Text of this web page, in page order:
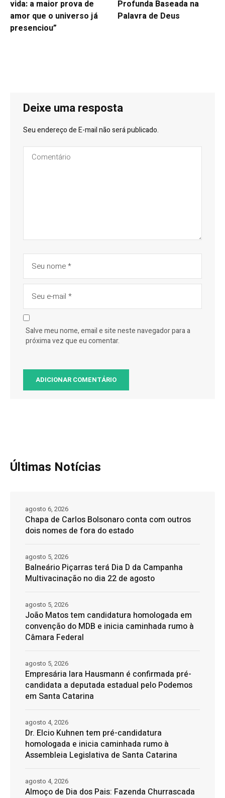
vida: a maior prova de
amor que o universo já
presenciou”
Profunda Baseada na
Palavra de Deus
Deixe uma resposta
Seu endereço de E-mail não será publicado.
Salve meu nome, email e site neste navegador para a
próxima vez que eu comentar.
Últimas Notícias
Chapa de Carlos Bolsonaro conta com outros
dois nomes de fora do estado
agosto 6, 2026
Balneário Piçarras terá Dia D da Campanha
Multivacinação no dia 22 de agosto
agosto 5, 2026
João Matos tem candidatura homologada em
convenção do MDB e inicia caminhada rumo à
Câmara Federal
agosto 5, 2026
Empresária Iara Hausmann é confirmada pré-
candidata a deputada estadual pelo Podemos
em Santa Catarina
agosto 5, 2026
Dr. Elcio Kuhnen tem pré-candidatura
homologada e inicia caminhada rumo à
Assembleia Legislativa de Santa Catarina
agosto 4, 2026
Almoço de Dia dos Pais: Fazenda Churrascada
agosto 4, 2026